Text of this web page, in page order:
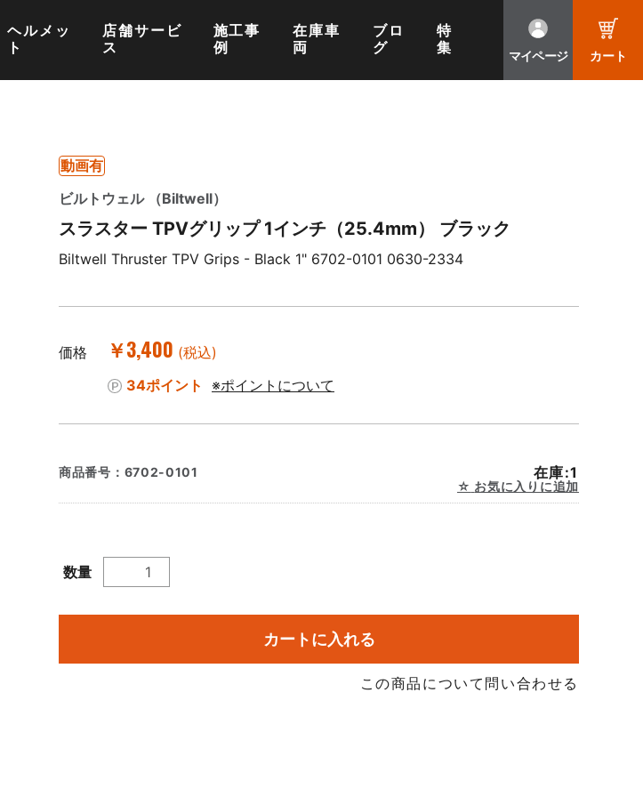
ヘルメッ
ト
店舗サービ
ス
施工事
例
在庫車
両
ブロ
グ
特
集
マイページ カート
動画有
ビルトウェル （Biltwell）
スラスター TPVグリップ 1インチ（25.4mm） ブラック
Biltwell Thruster TPV Grips - Black 1" 6702-0101 0630-2334
価格 ￥3,400 (税込)
34ポイント
※ポイントについて
商品番号： 6702-0101 在庫:1
お気に入りに追加
数量
カートに入れる
この商品について問い合わせる